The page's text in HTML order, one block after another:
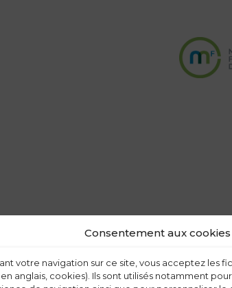
Consentement aux cookies
votre navigation sur ce site, vous acceptez les
anglais, cookies). Ils sont utilisés notamment